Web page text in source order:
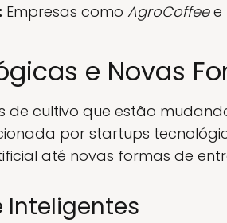
Empresas como AgroCoffeee
e Novas
de cultivo que estão
por startups
até novas formas de
Inteligentes